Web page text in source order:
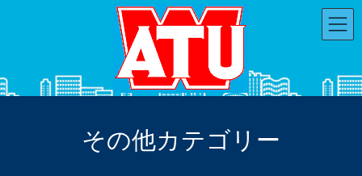
ツ
シ
その他カテゴリー